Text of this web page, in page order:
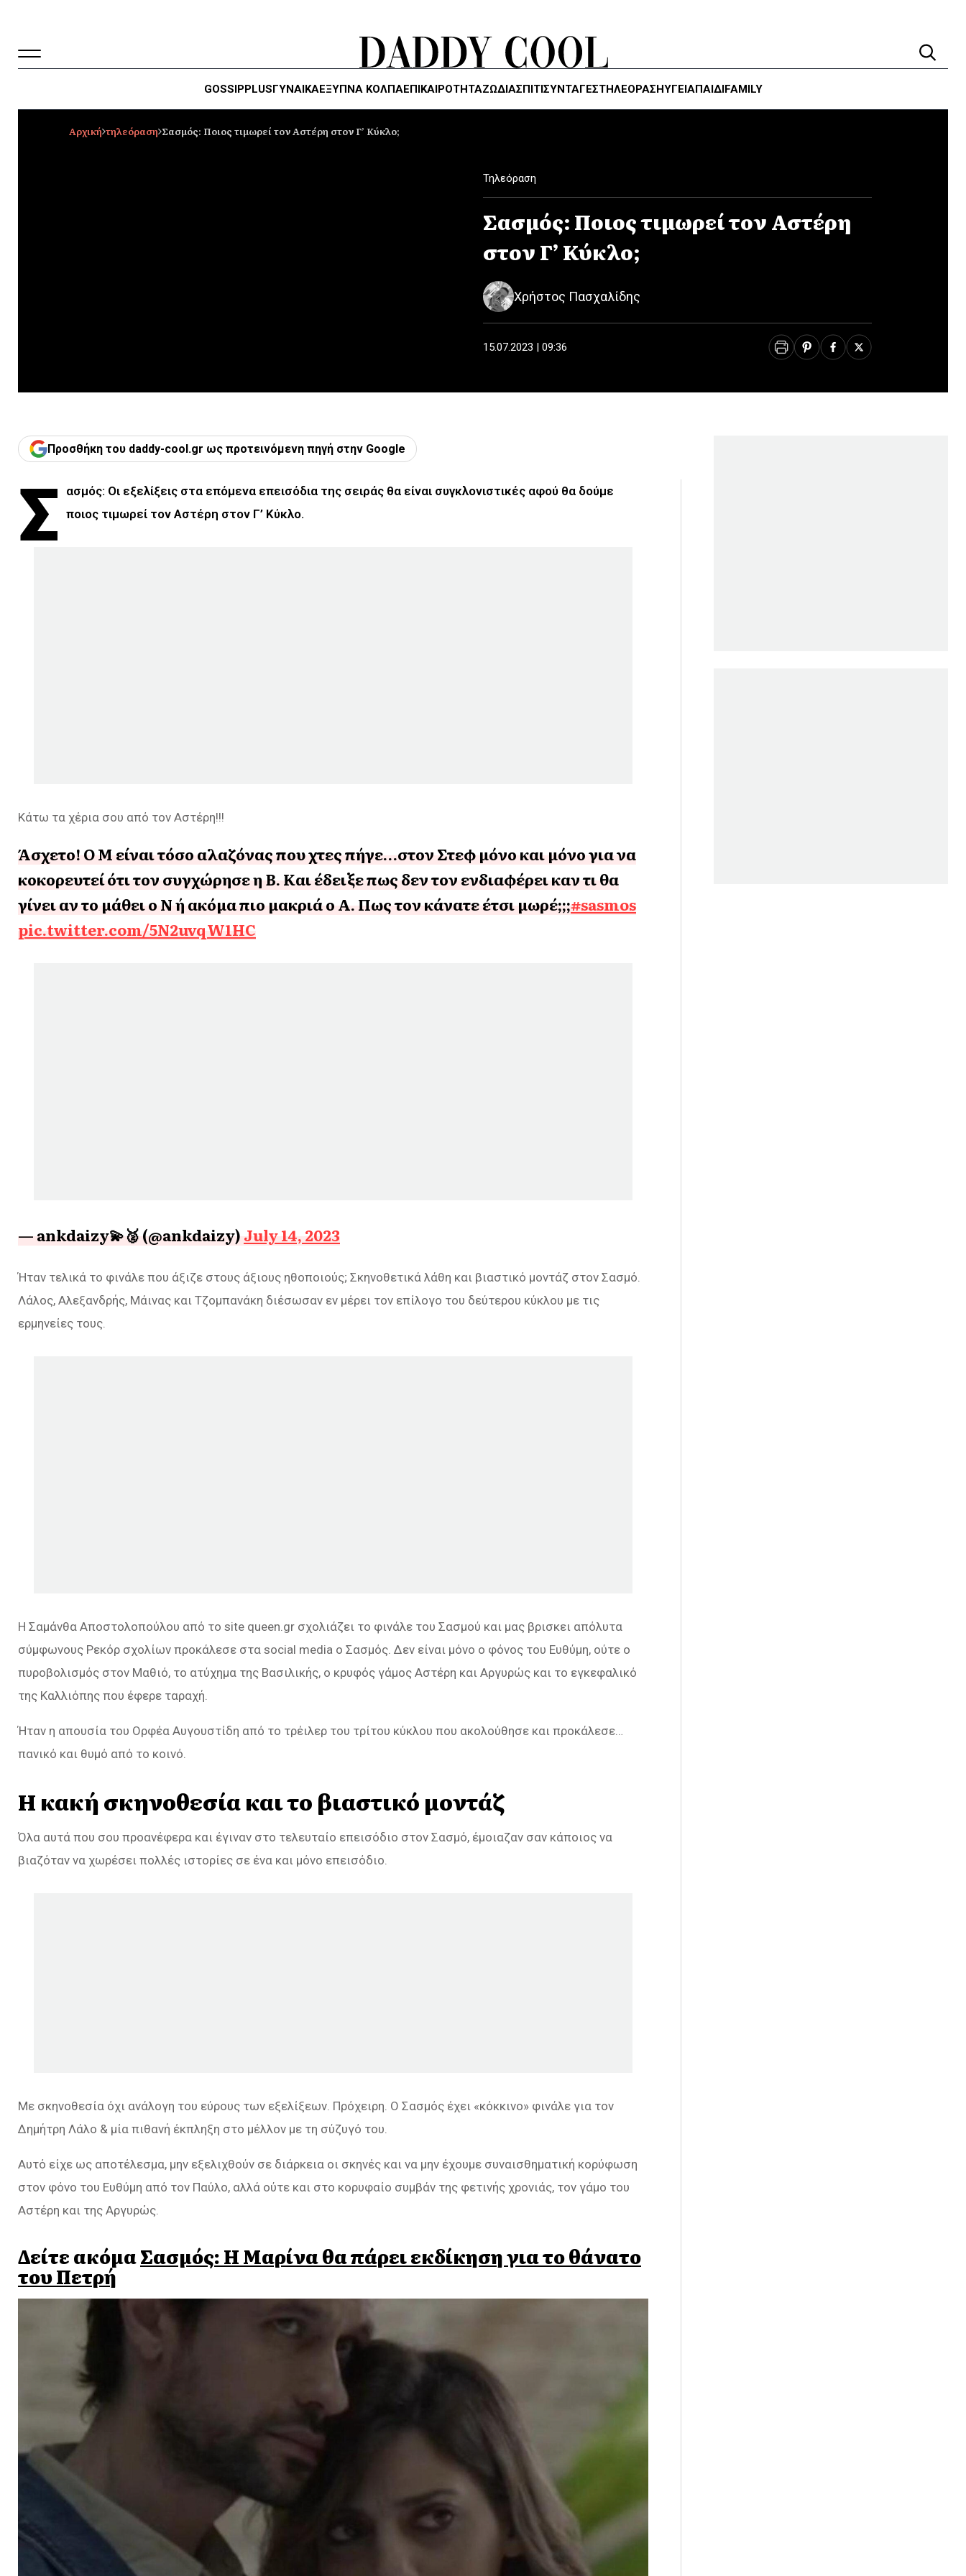
GOSSIPPLUSΓΥΝΑΙΚΑΈΞΥΠΝΑ ΚΌΛΠΑΕΠΙΚΑΙΡΟΤΗΤΑΖΏΔΙΑΣΠΙΤΙΣΥΝΤΑΓΕΣΤΗΛΕΌΡΑΣΗΥΓΕΊΑΠΑΙΔΙFAMILY
Αρχική τηλεόραση Σασμός: Ποιος τιμωρεί τον Αστέρη στον Γ’ Kύκλο;
Τηλεόραση
Σασμός: Ποιος τιμωρεί τον Αστέρη
στον Γ’ Kύκλο;
Χρήστος Πασχαλίδης
15.07.2023 | 09:36
Προσθήκη του daddy-cool.gr ως προτεινόμενη πηγή στην Google
Σ
ασμός: Οι εξελίξεις στα επόμενα επεισόδια της σειράς θα είναι συγκλονιστικές αφού θα δούμε
ποιος τιμωρεί τον Αστέρη στον Γ’ Κύκλο.
Κάτω τα χέρια σου από τον Αστέρη!!!
Άσχετο! Ο Μ είναι τόσο αλαζόνας που χτες πήγε…στον Στεφ μόνο και μόνο για να
κοκορευτεί ότι τον συγχώρησε η Β. Και έδειξε πως δεν τον ενδιαφέρει καν τι θα
γίνει αν το μάθει ο Ν ή ακόμα πιο μακριά ο Α. Πως τον κάνατε έτσι μωρέ;;;#sasmos
pic.twitter.com/5N2uvqW1HC
— ankdaizy💫🥈 (@ankdaizy)July 14, 2023
Ήταν τελικά το φινάλε που άξιζε στους άξιους ηθοποιούς; Σκηνοθετικά λάθη και βιαστικό μοντάζ στον Σασμό.
Λάλος, Αλεξανδρής, Μάινας και Τζομπανάκη διέσωσαν εν μέρει τον επίλογο του δεύτερου κύκλου με τις
ερμηνείες τους.
H Σαμάνθα Αποστολοπούλου από το site queen.gr σχολιάζει το φινάλε του Σασμού και μας βρισκει απόλυτα
σύμφωνους Ρεκόρ σχολίων προκάλεσε στα social media o Σασμός. Δεν είναι μόνο ο φόνος του Ευθύμη, ούτε ο
πυροβολισμός στον Μαθιό, το ατύχημα της Βασιλικής, ο κρυφός γάμος Αστέρη και Αργυρώς και το εγκεφαλικό
της Καλλιόπης που έφερε ταραχή.
Ήταν η απουσία του Ορφέα Αυγουστίδη από το τρέιλερ του τρίτου κύκλου που ακολούθησε και προκάλεσε…
πανικό και θυμό από το κοινό.
Η κακή σκηνοθεσία και το βιαστικό μοντάζ
Όλα αυτά που σου προανέφερα και έγιναν στο τελευταίο επεισόδιο στον Σασμό, έμοιαζαν σαν κάποιος να
βιαζόταν να χωρέσει πολλές ιστορίες σε ένα και μόνο επεισόδιο.
Με σκηνοθεσία όχι ανάλογη του εύρους των εξελίξεων. Πρόχειρη. Ο Σασμός έχει «κόκκινο» φινάλε για τον
Δημήτρη Λάλο & μία πιθανή έκπληξη στο μέλλον με τη σύζυγό του.
Αυτό είχε ως αποτέλεσμα, μην εξελιχθούν σε διάρκεια οι σκηνές και να μην έχουμε συναισθηματική κορύφωση
στον φόνο του Ευθύμη από τον Παύλο, αλλά ούτε και στο κορυφαίο συμβάν της φετινής χρονιάς, τον γάμο του
Αστέρη και της Αργυρώς.
Δείτε ακόμαΣασμός: Η Μαρίνα θα πάρει εκδίκηση για το θάνατο
του Πετρή